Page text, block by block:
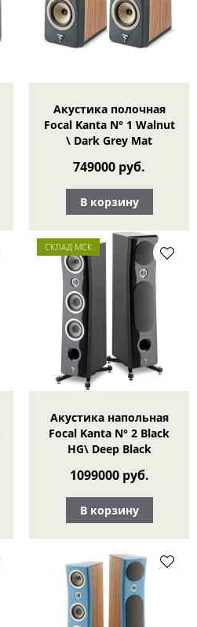
Акустика полочная
Focal Kanta N° 1 Walnut
\ Dark Grey Mat
749000 руб.
В корзину
СКЛАД МСК
Акустика напольная
Focal Kanta N° 2 Black
HG\ Deep Black
1099000 руб.
В корзину